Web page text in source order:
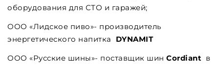
оборудования для СТО и гаражей;
ООО «Лидское пиво»- производитель
энергетического напитка DYNAMIT
ООО «Русские шины»- поставщик шин Cordiant в